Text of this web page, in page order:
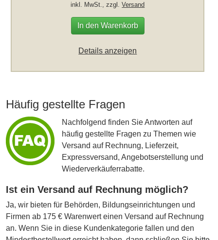
inkl. MwSt., zzgl.Versand
In den Warenkorb
Details anzeigen
Häufig gestellte Fragen
Nachfolgend finden Sie Antworten auf
häufig gestellte Fragen zu Themen wie
Versand auf Rechnung, Lieferzeit,
Expressversand, Angebotserstellung und
Wiederverkäuferrabatte.
Ist ein Versand auf Rechnung möglich?
Ja, wir bieten für Behörden, Bildungseinrichtungen und
Firmen ab 175 € Warenwert einen Versand auf Rechnung
an. Wenn Sie in diese Kundenkategorie fallen und den